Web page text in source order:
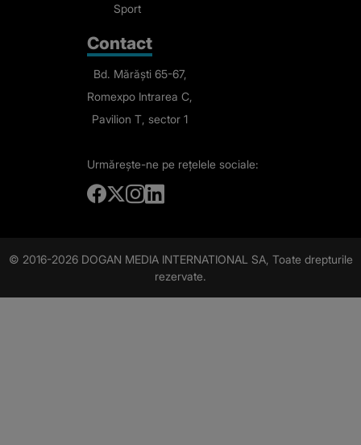
Sport
Contact
Bd. Mărăști 65-67,
Romexpo Intrarea C,
Pavilion T, sector 1
Urmărește-ne pe rețelele sociale:
© 2016-2026 DOGAN MEDIA INTERNATIONAL SA, Toate drepturile
rezervate.